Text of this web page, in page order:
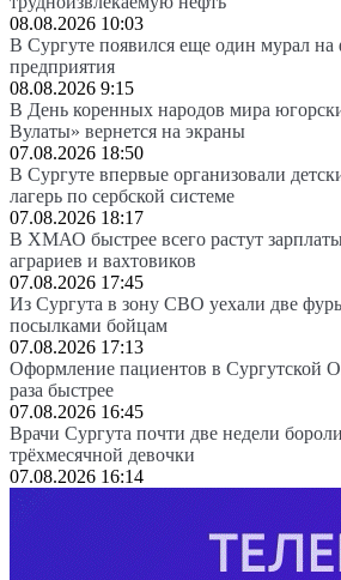
08.08.2026 10:03
В Сургуте появился еще один мурал на
предприятия
08.08.2026 9:15
В День коренных народов мира
Вулаты» вернется на экраны
07.08.2026 18:50
В Сургуте впервые организовали
лагерь по сербской системе
07.08.2026 18:17
В ХМАО быстрее всего растут
аграриев и вахтовиков
07.08.2026 17:45
Из Сургута в зону СВО уехали две
посылками бойцам
07.08.2026 17:13
Оформление пациентов в Сургутской
раза быстрее
07.08.2026 16:45
Врачи Сургута почти две недели
трёхмесячной девочки
07.08.2026 16:14